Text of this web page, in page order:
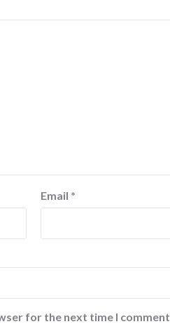
Email *
for the next time I comment.